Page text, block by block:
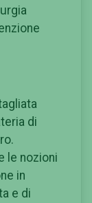
di
le nozioni
in
e di